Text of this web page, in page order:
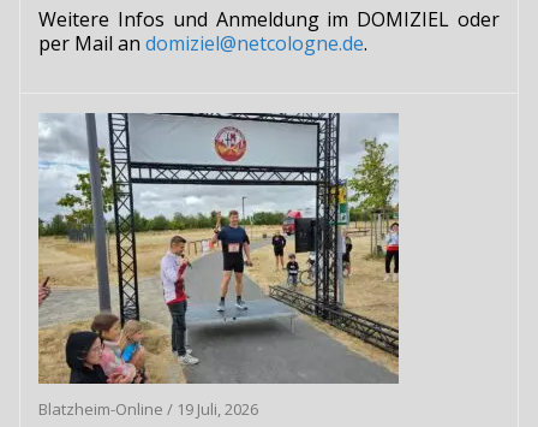
Weitere Infos und Anmeldung im DOMIZIEL oder
per Mail an domiziel@netcologne.de.
Blatzheim-Online / 19 Juli, 2026